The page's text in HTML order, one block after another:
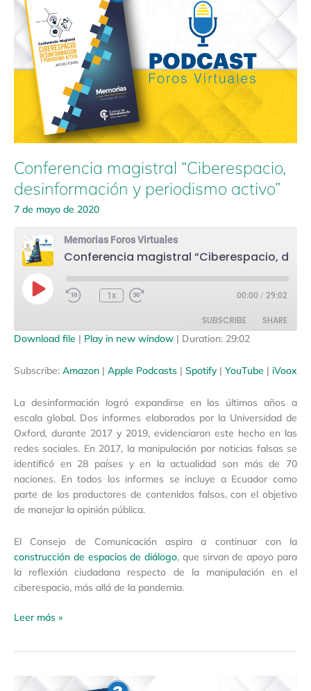
Conferencia magistral “Ciberespacio,
desinformación y periodismo activo”
7 de mayo de 2020
Memorias Foros Virtuales
Episode
1x 00:00 / 29:02
SUBSCRIBE SHARE
iVoox
RSS FEED
EMBED
Download file | Play in new window | Duration: 29:02
Subscribe: Amazon | Apple Podcasts | Spotify| YouTube | iVoox
La desinformación logró expandirse en los últimos años a
escala global. Dos informes elaborados por la Universidad de
Oxford, durante 2017 y 2019, evidenciaron este hecho en las
redes sociales. En 2017, la manipulación por noticias falsas se
identificó en 28 países y en la actualidad son más de 70
naciones. En todos los informes se incluye a Ecuador como
parte de los productores de contenidos falsos, con el objetivo
de manejar la opinión pública.
El Consejo de Comunicación aspira a continuar con la
construcción de espacios de diálogo, que sirvan de apoyo para
la reflexión ciudadana respecto de la manipulación en el
ciberespacio, más allá de la pandemia.
“Ciberespacio,
desinformación
y
periodismo
activo”
Leer más »
Conferencia